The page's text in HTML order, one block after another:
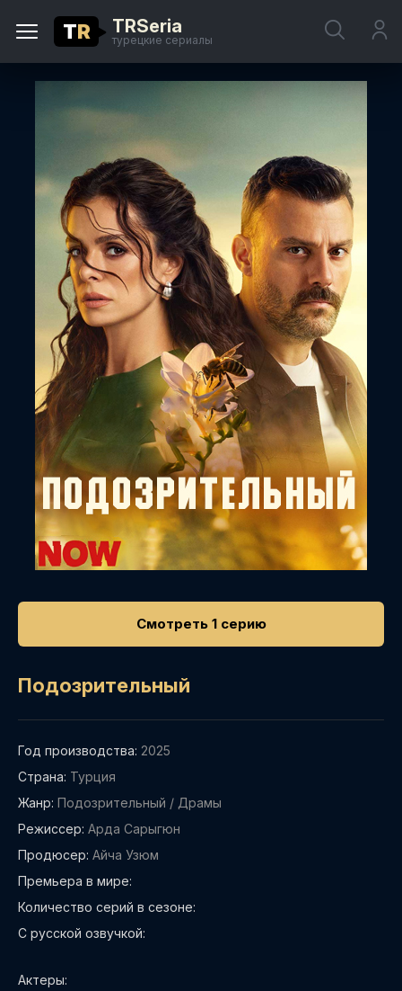
TR TRSeria
турецкие сериалы
Смотреть 1 серию
Подозрительный
Год производства: 2025
Страна: Турция
Жанр: Подозрительный / Драмы
Режиссер: Арда Сарыгюн
Продюсер: Айча Узюм
Премьера в мире:
Количество серий в сезоне:
С русской озвучкой:
Актеры: